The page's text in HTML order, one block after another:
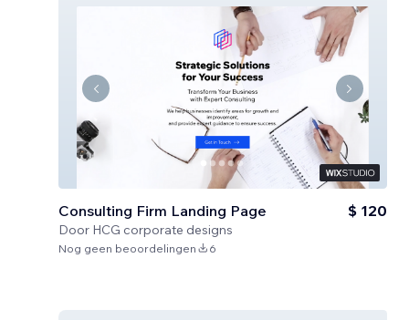
Consulting Firm Landing Page
Door HCG corporate designs
$ 120
Nog geen beoordelingen 6